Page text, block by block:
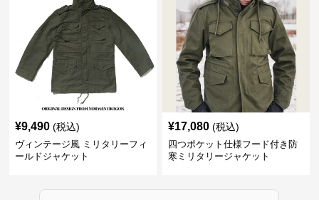
¥9,490 (税込)
ヴィンテージ風 ミリタリーフィ
ールドジャケット
¥17,080 (税込)
四つポケット仕様フード付き防
寒ミリタリージャケット